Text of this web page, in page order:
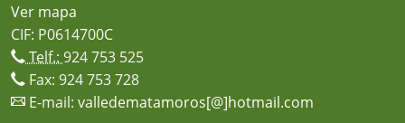
Ver mapa
CIF: P0614700C
Telf.: 924 753 525
Fax: 924 753 728
E-mail: valledematamoros[@]hotmail.com